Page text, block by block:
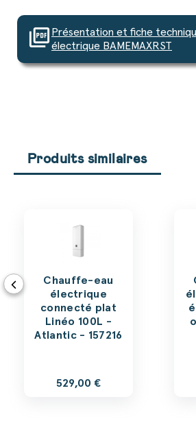
picture_as_pdf Présentation et fiche
électrique BAMEMAXRST
Produits similaires
Chauffe-eau
électrique
connecté plat
Linéo 100L -
Atlantic - 157216
529,00 €